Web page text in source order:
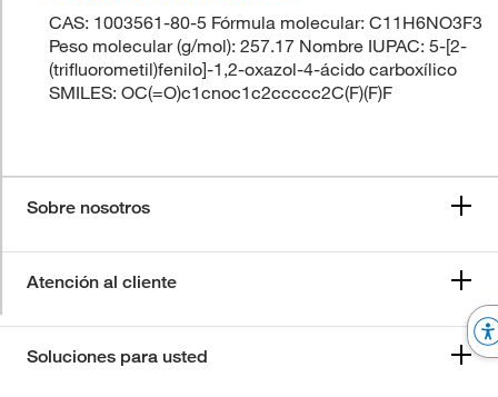
CAS: 1003561-80-5 Fórmula molecular: C11H6NO3F3
Peso molecular (g/mol): 257.17 Nombre IUPAC: 5-[2-
(trifluorometil)fenilo]-1,2-oxazol-4-ácido carboxílico
SMILES: OC(=O)c1cnoc1c2ccccc2C(F)(F)F
Sobre nosotros
Atención al cliente
Soluciones para usted